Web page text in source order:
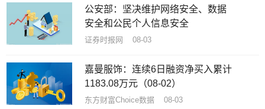
公安部：坚决维护网络安全、数据
安全和公民个人信息安全
证券时报网 08-03
嘉曼服饰：连续6日融资净买入累计
1183.08万元（08-02）
东方财富Choice数据 08-03